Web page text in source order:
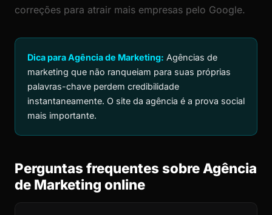
correções para atrair mais empresas pelo Google.
Dica para Agência de Marketing: Agências de
marketing que não ranqueiam para suas próprias
palavras-chave perdem credibilidade
instantaneamente. O site da agência é a prova social
mais importante.
Perguntas frequentes sobre Agência
de Marketing online